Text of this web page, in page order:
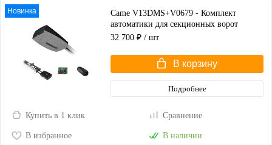
Новинка
Came V13DMS+V0679 - Комплект
автоматики для секционных ворот
высотой до 2,25 м
32 700 ₽ / шт
В корзину
Подробнее
Купить в 1 клик Сравнение
В избранное В наличии